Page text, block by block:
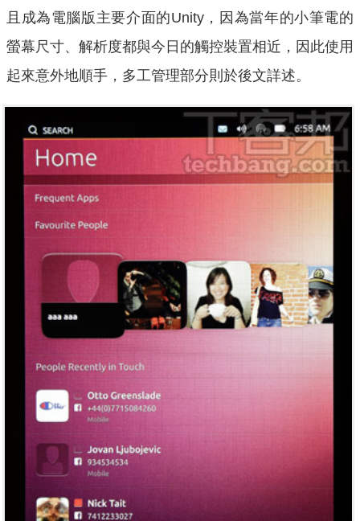
且成為電腦版主要介面的Unity，因為當年的小筆電的
螢幕尺寸、解析度都與今日的觸控裝置相近，因此使用
起來意外地順手，多工管理部分則於後文詳述。